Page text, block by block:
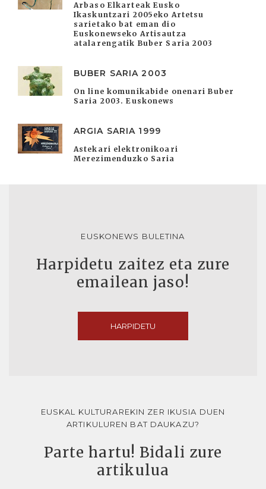
Arbaso Elkarteak Eusko
Ikaskuntzari 2005eko Artetsu
sarietako bat eman dio
Euskonewseko Artisautza
atalarengatik Buber Saria 2003
BUBER SARIA 2003
On line komunikabide onenari Buber
Saria 2003. Euskonews
ARGIA SARIA 1999
Astekari elektronikoari
Merezimenduzko Saria
EUSKONEWS BULETINA
Harpidetu zaitez eta zure
emailean jaso!
HARPIDETU
EUSKAL KULTURAREKIN ZER IKUSIA DUEN
ARTIKULUREN BAT DAUKAZU?
Parte hartu! Bidali zure
artikulua